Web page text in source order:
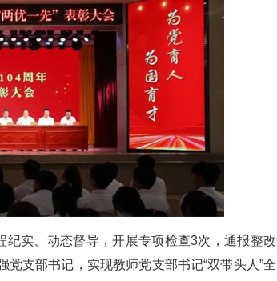
纪实、动态督导，开展专项检查3次，通报整改
支部书记，实现教师党支部书记“双带头人”全